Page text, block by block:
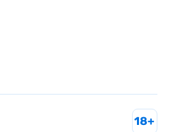
18+